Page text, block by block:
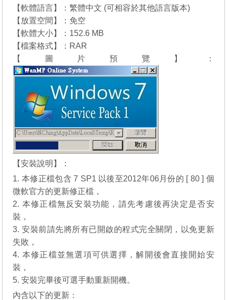
【軟體語言】：繁體中文 (可相容於其他語言版本)
【放置空間】：免空
【軟體大小】：152.6 MB
【檔案格式】：RAR
【圖片預覽】：
【安裝說明】：
1. 本修正檔包含 7 SP1 以後至2012年06月份的 [ 80 ] 個
微軟官方的更新修正檔，
2. 本修正檔無反安裝功能，請先考慮後再決定是否安
裝，
3. 安裝前請先將所有已開啟的程式完全關閉，以免更新
失敗，
4. 本修正檔並無選項可供選擇，解開後會直接開始安
裝，
5. 安裝完畢後可選手動重新開機。
內含以下的更新：